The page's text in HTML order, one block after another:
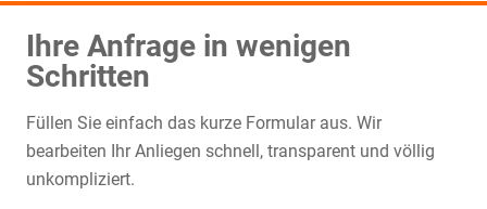
Ihre Anfrage in wenigen
Schritten
Füllen Sie einfach das kurze Formular aus. Wir
bearbeiten Ihr Anliegen schnell, transparent und völlig
unkompliziert.